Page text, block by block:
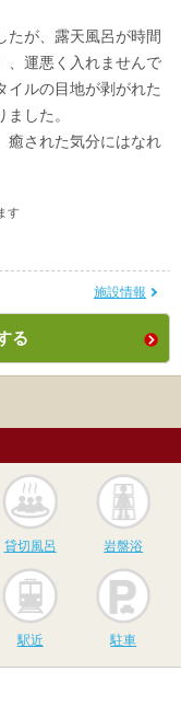
たが、露天風呂が時間
、運悪く入れませんで
イルの目地が剥がれた
した。
癒された気分にはなれ
す
施設情報
る
呂 貸切風呂
貸切風呂 岩盤浴
駅近 駐車